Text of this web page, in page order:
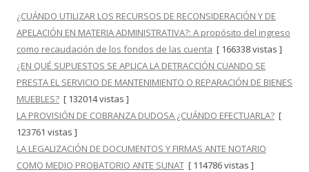
¿CUÁNDO UTILIZAR LOS RECURSOS DE RECONSIDERACIÓN Y DE
APELACIÓN EN MATERIA ADMINISTRATIVA?: A propósito del ingreso
como recaudación de los fondos de las cuenta [ 166338 vistas ]
¿EN QUÉ SUPUESTOS SE APLICA LA DETRACCIÓN CUANDO SE
PRESTA EL SERVICIO DE MANTENIMIENTO O REPARACIÓN DE BIENES
MUEBLES? [ 132014 vistas ]
LA PROVISIÓN DE COBRANZA DUDOSA ¿CUÁNDO EFECTUARLA? [
123761 vistas ]
LA LEGALIZACIÓN DE DOCUMENTOS Y FIRMAS ANTE NOTARIO
COMO MEDIO PROBATORIO ANTE SUNAT [ 114786 vistas ]